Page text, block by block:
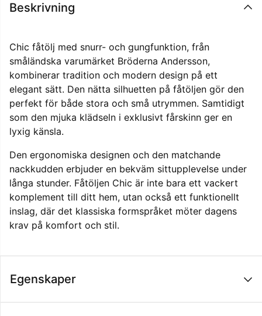
Beskrivning
Chic fåtölj med snurr- och gungfunktion, från
småländska varumärket Bröderna Andersson,
kombinerar tradition och modern design på ett
elegant sätt. Den nätta silhuetten på fåtöljen gör den
perfekt för både stora och små utrymmen. Samtidigt
som den mjuka klädseln i exklusivt fårskinn ger en
lyxig känsla.
Den ergonomiska designen och den matchande
nackkudden erbjuder en bekväm sittupplevelse under
långa stunder. Fåtöljen Chic är inte bara ett vackert
komplement till ditt hem, utan också ett funktionellt
inslag, där det klassiska formspråket möter dagens
krav på komfort och stil.
Egenskaper